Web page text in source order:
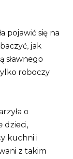
pojawić się na
jak
sławnego
roboczy
o
dzieci,
kuchni i
z takim